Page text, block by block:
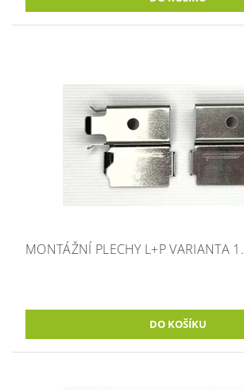
MONTÁŽNÍ PLECHY L+P VARIANTA 1.